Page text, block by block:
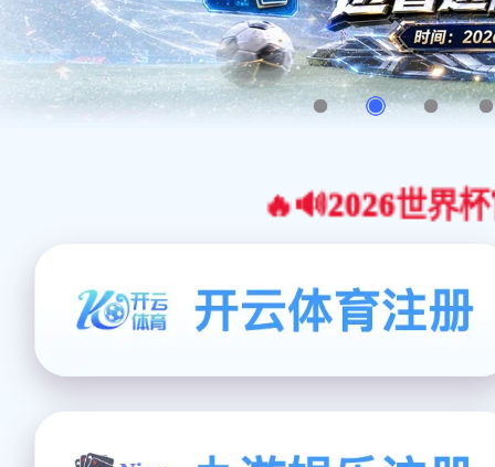
🔥🔊2026世界杯官网